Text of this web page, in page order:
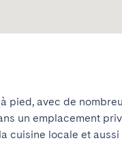
pied, avec de
un emplacement
cuisine locale et